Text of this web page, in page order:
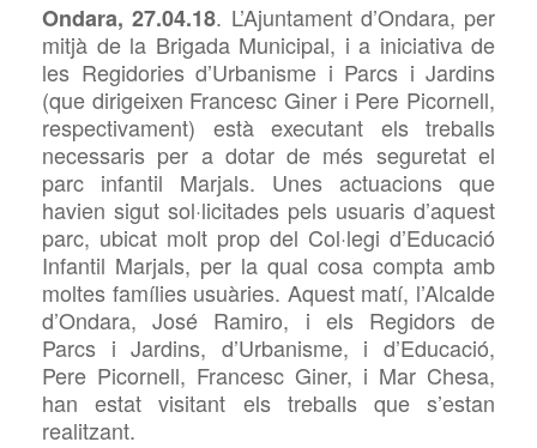
Ondara, 27.04.18. L’Ajuntament d’Ondara, per
mitjà de la Brigada Municipal, i a iniciativa de
les Regidories d’Urbanisme i Parcs i Jardins
(que dirigeixen Francesc Giner i Pere Picornell,
respectivament) està executant els treballs
necessaris per a dotar de més seguretat el
parc infantil Marjals. Unes actuacions que
havien sigut sol·licitades pels usuaris d’aquest
parc, ubicat molt prop del Col·legi d’Educació
Infantil Marjals, per la qual cosa compta amb
moltes famílies usuàries. Aquestmatí, l’Alcalde
d’Ondara, José Ramiro, i els Regidors de
Parcs i Jardins, d’Urbanisme, i d’Educació,
Pere Picornell, Francesc Giner, i Mar Chesa,
han estat visitant elstreballs que s’estan
realitzant.